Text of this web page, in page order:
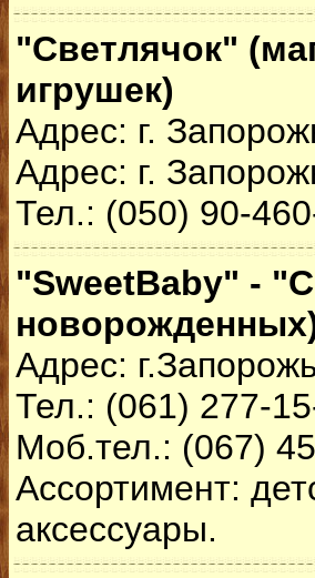
"Светлячок"
игрушек)
Адрес: г.
Адрес: г.
Тел.: (050) 90-
"SweetBaby" -
Адрес:
Тел.: (061) 277-
Моб.тел.: (067)
Ассортимент:
аксессуары.